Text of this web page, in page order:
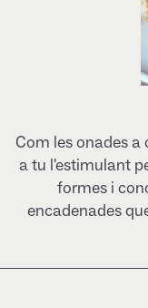
Com les onades
a tu l'estimulant
formes i
encadenades